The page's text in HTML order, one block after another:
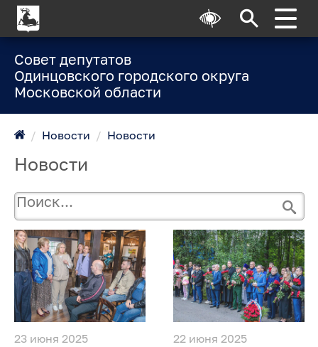
Совет депутатов
Одинцовского городского округа
Московской области
/ Новости / Новости
Новости
23 июня 2025 22 июня 2025